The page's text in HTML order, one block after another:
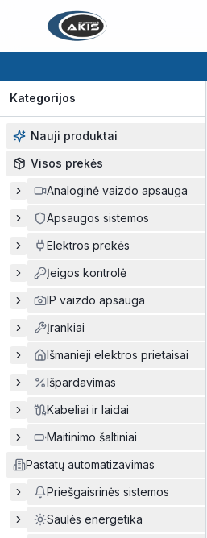
Kategorijos
Nauji produktai
Visos prekės
Analoginė vaizdo apsauga
Apsaugos sistemos
Elektros prekės
Įeigos kontrolė
IP vaizdo apsauga
Įrankiai
Išmanieji elektros prietaisai
Išpardavimas
Kabeliai ir laidai
Maitinimo šaltiniai
Pastatų automatizavimas
Priešgaisrinės sistemos
Saulės energetika